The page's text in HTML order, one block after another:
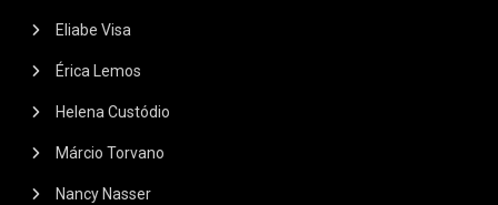
Eliabe Visa
Érica Lemos
Helena Custódio
Márcio Torvano
Nancy Nasser